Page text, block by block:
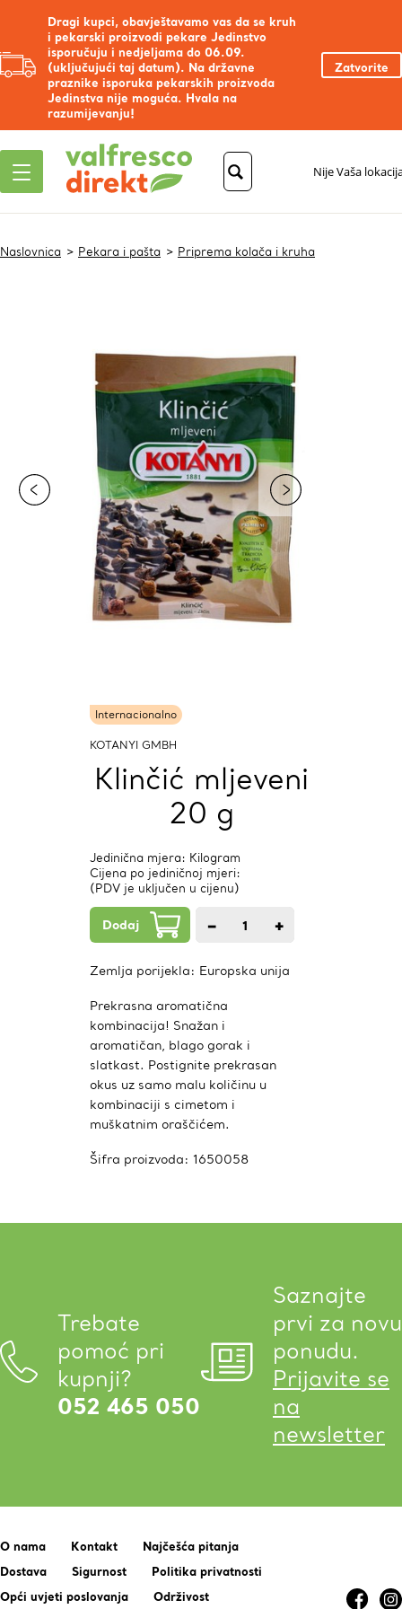
Dragi kupci, obavještavamo vas da se kruh
i pekarski proizvodi pekare Jedinstvo
isporučuju i nedjeljama do 06.09.
(uključujući taj datum). Na državne
praznike isporuka pekarskih proizvoda
Jedinstva nije moguća. Hvala na
razumijevanju!
Zatvorite
Nije Vaša
Naslovnica Pekara i pašta Priprema kolača i kruha
Internacionalno
KOTANYI GMBH
Klinčić mljeveni
20 g
Jedinična mjera: Kilogram
Cijena po jediničnoj mjeri:
(PDV je uključen u cijenu)
Dodaj − 1 +
Zemlja porijekla: Europska unija
Prekrasna aromatična
kombinacija! Snažan i
aromatičan, blago gorak i
slatkast. Postignite prekrasan
okus uz samo malu količinu u
kombinaciji s cimetom i
muškatnim oraščićem.
Šifra proizvoda: 1650058
Trebate
pomoć pri
kupnji?
052 465 050
Saznajte
prvi za novu
ponudu.
Prijavite se
na
newsletter
O nama Kontakt
Najčešća pitanja
Dostava
Sigurnost
Politika privatnosti
Opći uvjeti poslovanja
Održivost